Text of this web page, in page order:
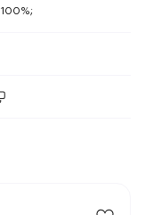
100%;